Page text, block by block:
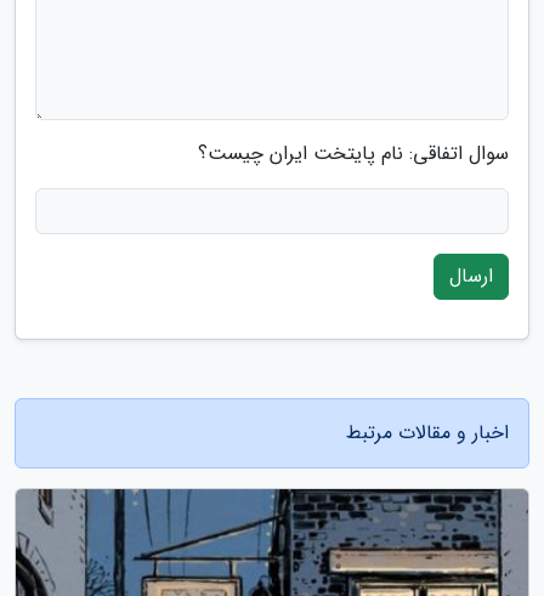
سوال اتفاقی: نام پایتخت ایران چیست؟
ارسال
اخبار و مقالات مرتبط